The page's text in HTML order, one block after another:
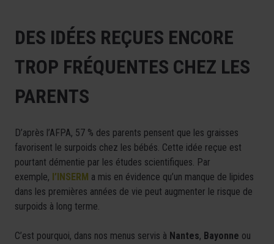
DES IDÉES REÇUES ENCORE
TROP FRÉQUENTES CHEZ LES
PARENTS
D’après l’AFPA, 57 % des parents pensent que les graisses
favorisent le surpoids chez les bébés. Cette idée reçue est
pourtant démentie par les études scientifiques. Par
exemple, l’INSERM a mis en évidence qu’un manque de lipides
dans les premières années de vie peut augmenter le risque de
surpoids à long terme.
C’est pourquoi, dans nos menus servis à Nantes, Bayonne ou